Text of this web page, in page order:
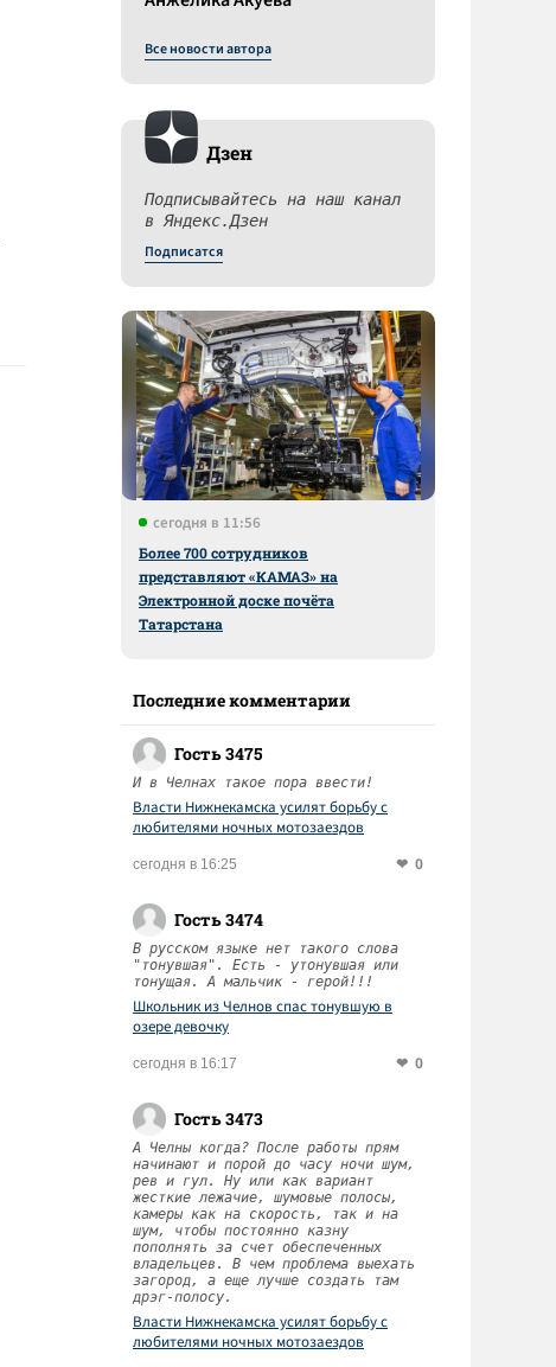
Все новости автора
Дзен
Подписывайтесь на наш канал
в Яндекс.Дзен
Подписатся
сегодня в 11:56
Более 700 сотрудников
представляют «КАМАЗ» на
Электронной доске почёта
Татарстана
Последние комментарии
Гость 3475
И в Челнах такое пора ввести!
Власти Нижнекамска усилят борьбу с
любителями ночных мотозаездов
сегодня в 16:25 0
Гость 3474
В русском языке нет такого слова
"тонувшая". Есть - утонувшая или
тонущая. А мальчик - герой!!!
Школьник из Челнов спас тонувшую в
озере девочку
сегодня в 16:17 0
Гость 3473
А Челны когда? После работы прям
начинают и порой до часу ночи шум,
рев и гул. Ну или как вариант
жесткие лежачие, шумовые полосы,
камеры как на скорость, так и на
шум, чтобы постоянно казну
пополнять за счет обеспеченных
владельцев. В чем проблема выехать
загород, а еще лучше создать там
дрэг-полосу.
Власти Нижнекамска усилят борьбу с
любителями ночных мотозаездов